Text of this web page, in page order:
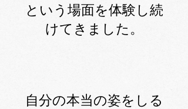
という場面を体験し続
けてきました。
自分の本当の姿をしる